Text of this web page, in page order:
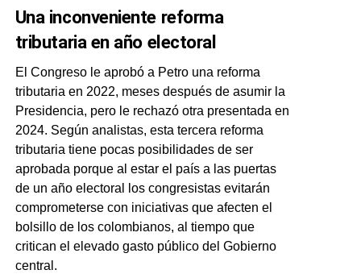
Una inconveniente reforma
tributaria en año electoral
El Congreso le aprobó a Petro una reforma
tributaria en 2022, meses después de asumir la
Presidencia, pero le rechazó otra presentada en
2024. Según analistas, esta tercera reforma
tributaria tiene pocas posibilidades de ser
aprobada porque al estar el país a las puertas
de un año electoral los congresistas evitarán
comprometerse con iniciativas que afecten el
bolsillo de los colombianos, al tiempo que
critican el elevado gasto público del Gobierno
central.